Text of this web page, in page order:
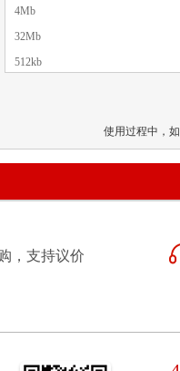
4Mb
32Mb
512kb
4MB
使用过程中，
，支持议价